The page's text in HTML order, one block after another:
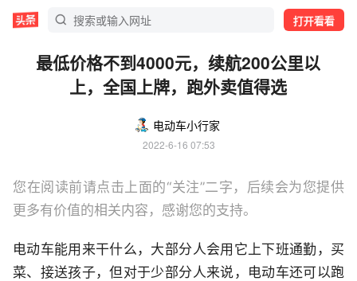
打开看看
最低价格不到4000元，续航200公里以
上，全国上牌，跑外卖值得选
电动车小行家
2022-6-16 07:53
您在阅读前请点击上面的“关注”二字，后续会为您提供
更多有价值的相关内容，感谢您的支持。
电动车能用来干什么，大部分人会用它上下班通勤，买
菜、接送孩子，但对于少部分人来说，电动车还可以跑